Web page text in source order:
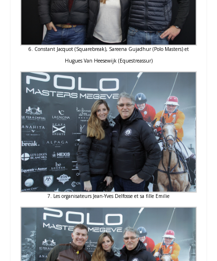
6. Constant Jacquot (Squarebreak), Sareena Gujadhur (Polo Masters) et
Hugues Van Heesewijk (Equestreassur)
7. Les organisateurs Jean-Yves Delfosse et sa fille Emilie